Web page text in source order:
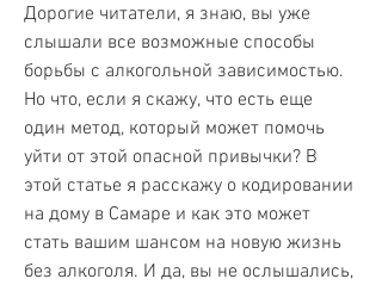
Дорогие читатели, я знаю, вы уже
слышали все возможные способы
борьбы с алкогольной зависимостью.
Но что, если я скажу, что есть еще
один метод, который может помочь
уйти от этой опасной привычки? В
этой статье я расскажу о кодировании
на дому в Самаре и как это может
стать вашим шансом на новую жизнь
без алкоголя. И да, вы не ослышались,